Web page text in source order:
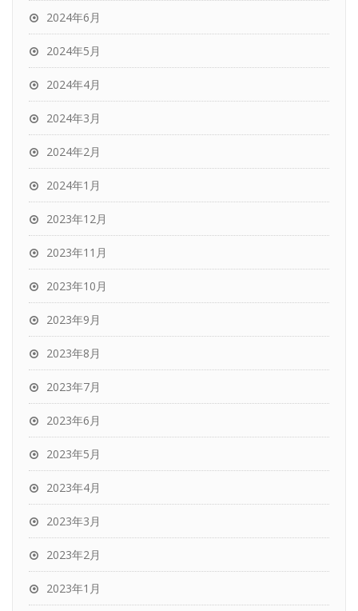
2024年6月
2024年5月
2024年4月
2024年3月
2024年2月
2024年1月
2023年12月
2023年11月
2023年10月
2023年9月
2023年8月
2023年7月
2023年6月
2023年5月
2023年4月
2023年3月
2023年2月
2023年1月